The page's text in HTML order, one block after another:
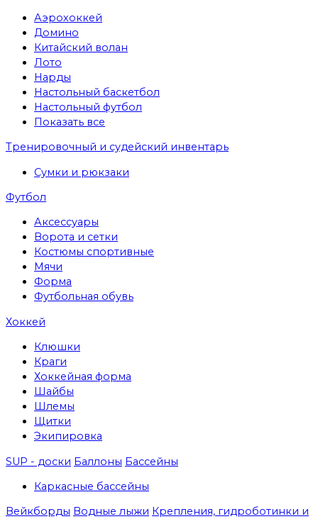
Аэрохоккей
Домино
Китайский волан
Лото
Нарды
Настольный баскетбол
Настольный футбол
Показать все
Тренировочный и судейский инвентарь
Сумки и рюкзаки
Футбол
Аксессуары
Ворота и сетки
Костюмы спортивные
Мячи
Форма
Футбольная обувь
Хоккей
Клюшки
Краги
Хоккейная форма
Шайбы
Шлемы
Щитки
Экипировка
SUP - доски Баллоны Бассейны
Каркасные бассейны
Вейкборды Водные лыжи Крепления, гидроботинки и